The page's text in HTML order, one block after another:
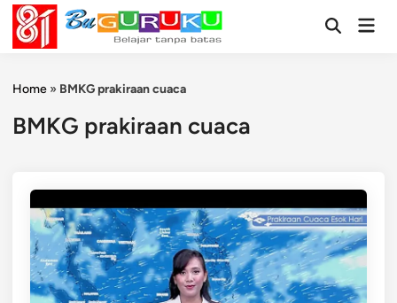
Skip
content
OpenMain
Home » BMKG prakiraan cuaca
BMKG prakiraan cuaca